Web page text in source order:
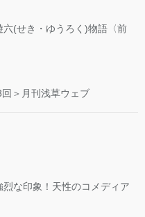
六(せき・ゆうろく)物語〈前
＞月刊浅草ウェブ
烈な印象！天性のコメディア